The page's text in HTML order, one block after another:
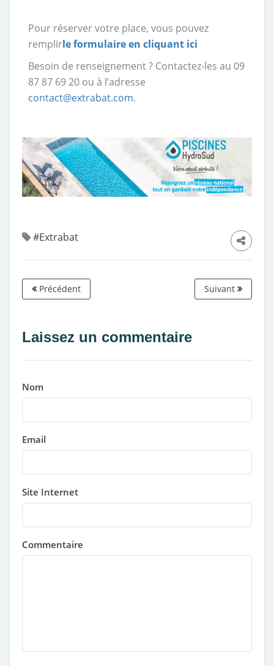
Pour réserver votre place, vous pouvez
remplirle formulaire en cliquant ici
Besoin de renseignement ? Contactez-les au 09
87 87 69 20 ou à l’adresse
contact@extrabat.com.
#Extrabat
Précédent Suivant
Laissez un commentaire
Nom
Email
Site Internet
Commentaire